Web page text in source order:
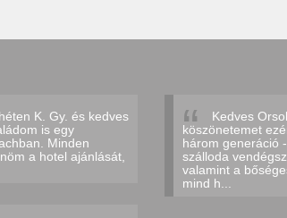
K. Gy. és kedves
is egy
Minden
a hotel ajánlását,
Kedves
köszönetemet
három generáció
szálloda
valamint a
mind h...